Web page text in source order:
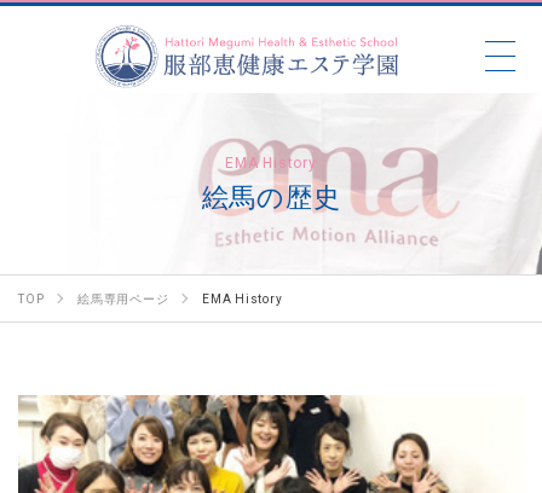
EMA History
絵馬の歴史
TOP 絵馬専用ページ EMA History